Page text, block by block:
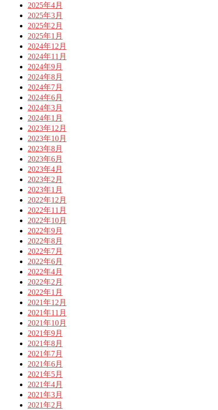
2025年4月
2025年3月
2025年2月
2025年1月
2024年12月
2024年11月
2024年9月
2024年8月
2024年7月
2024年6月
2024年3月
2024年1月
2023年12月
2023年10月
2023年8月
2023年6月
2023年4月
2023年2月
2023年1月
2022年12月
2022年11月
2022年10月
2022年9月
2022年8月
2022年7月
2022年6月
2022年4月
2022年2月
2022年1月
2021年12月
2021年11月
2021年10月
2021年9月
2021年8月
2021年7月
2021年6月
2021年5月
2021年4月
2021年3月
2021年2月